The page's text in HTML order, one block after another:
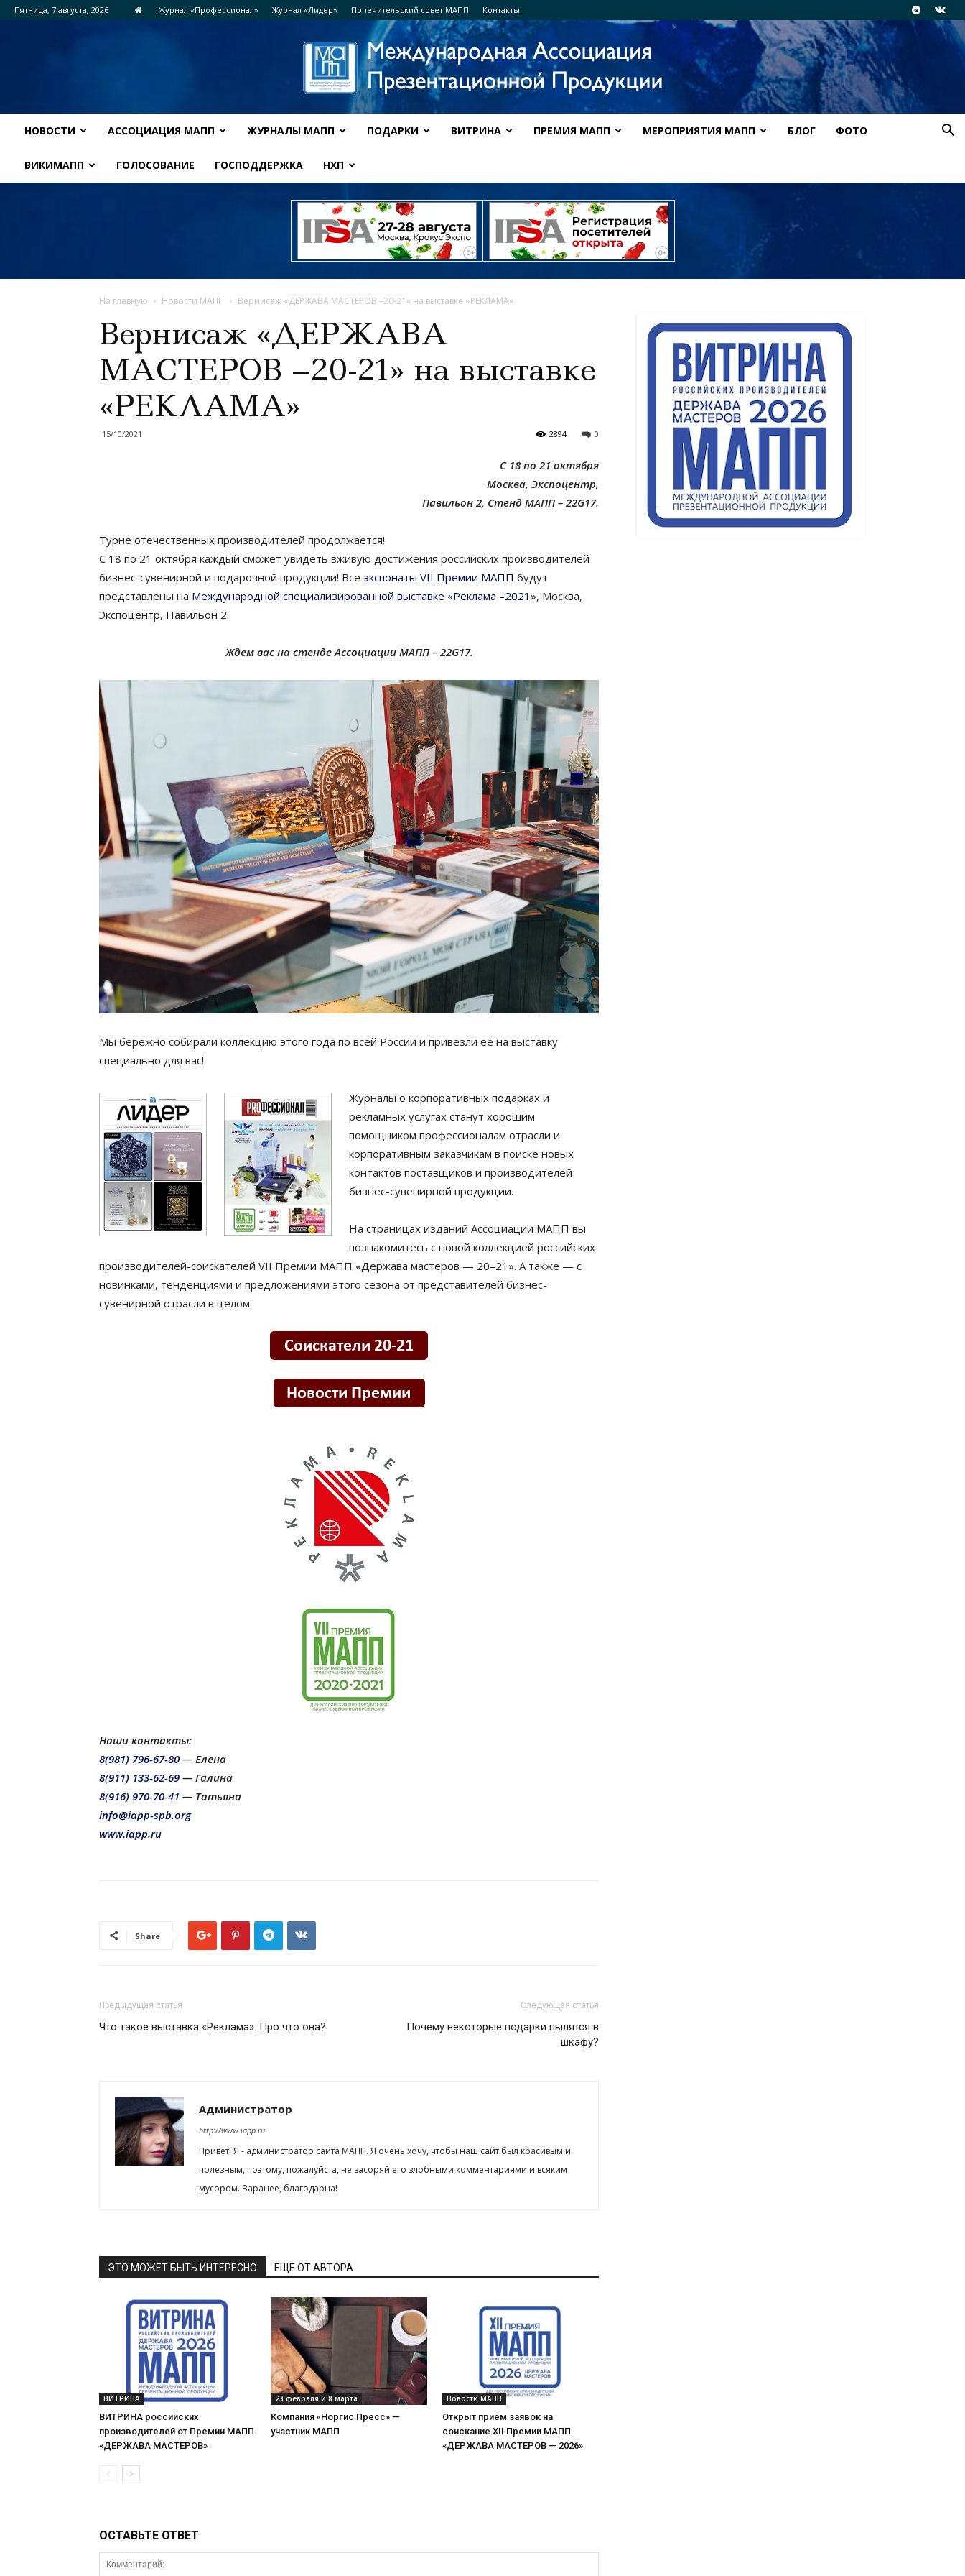
Пятница, 7 августа, 2026 Журнал «Профессионал» Журнал «Лидер» Попечительский совет МАПП Контакты
НОВОСТИ АССОЦИАЦИЯ МАПП ЖУРНАЛЫ МАПП ПОДАРКИ ВИТРИНА ПРЕМИЯ МАПП МЕРОПРИЯТИЯ МАПП БЛОГ ФОТО
ВИКИМАПП ГОЛОСОВАНИЕ ГОСПОДДЕРЖКА НХП
На главную Новости МАПП Вернисаж «ДЕРЖАВА МАСТЕРОВ –20-21» на выставке «РЕКЛАМА»
Вернисаж «ДЕРЖАВА
МАСТЕРОВ –20-21» на выставке
«РЕКЛАМА»
15/10/2021 0
2894
С 18 по 21 октября
Москва, Экспоцентр,
Павильон 2, Стенд МАПП – 22G17.
Турне отечественных производителей продолжается!
С 18 по 21 октября каждый сможет увидеть вживую достижения российских производителей
бизнес-сувенирной и подарочной продукции! Все экспонаты VII Премии МАПП будут
представлены на Международной специализированной выставке «Реклама –2021», Москва,
Экспоцентр, Павильон 2.
Ждем вас на стенде Ассоциации МАПП – 22G17.
Мы бережно собирали коллекцию этого года по всей России и привезли её на выставку
специально для вас!
Журналы о корпоративных подарках и
рекламных услугах станут хорошим
помощником профессионалам отрасли и
корпоративным заказчикам в поиске новых
контактов поставщиков и производителей
бизнес-сувенирной продукции.
На страницах изданий Ассоциации МАПП вы
познакомитесь с новой коллекцией российских
производителей-соискателей VII Премии МАПП «Держава мастеров — 20–21». А также — с
новинками, тенденциями и предложениями этого сезона от представителей бизнес-
сувенирной отрасли в целом.
Наши контакты:
8(981) 796-67-80 — Елена
8(911) 133-62-69 — Галина
8(916) 970-70-41 — Татьяна
info@iapp-spb.org
www.iapp.ru
Share
Предыдущая статья
Что такое выставка «Реклама». Про что она?
Следующая статья
Почему некоторые подарки пылятся в
шкафу?
Администратор
http://www.iapp.ru
Привет! Я - администратор сайта МАПП. Я очень хочу, чтобы наш сайт был красивым и
полезным, поэтому, пожалуйста, не засоряй его злобными комментариями и всяким
мусором. Заранее, благодарна!
ЭТО МОЖЕТ БЫТЬ ИНТЕРЕСНО ЕЩЕ ОТ АВТОРА
ВИТРИНА
ВИТРИНА российских
производителей от Премии МАПП
«ДЕРЖАВА МАСТЕРОВ»
23 февраля и 8 марта
Компания «Норгис Пресс» —
участник МАПП
Новости МАПП
Открыт приём заявок на
соискание XII Премии МАПП
«ДЕРЖАВА МАСТЕРОВ — 2026»
ОСТАВЬТЕ ОТВЕТ